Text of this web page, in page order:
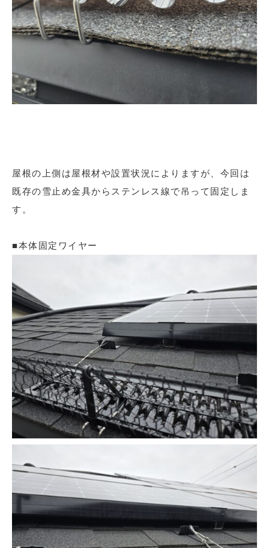
屋根の上側は屋根材や設置状況によりますが、今回は
既存の雪止め金具からステンレス線で吊って固定しま
す。
■本体固定ワイヤー